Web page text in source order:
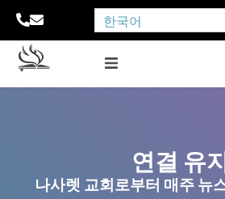
한국어
연결 유
나사렛 교회로부터 매주 뉴